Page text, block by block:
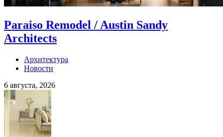
Paraiso Remodel / Austin Sandy
Architects
Архитектура
Новости
6 августа, 2026